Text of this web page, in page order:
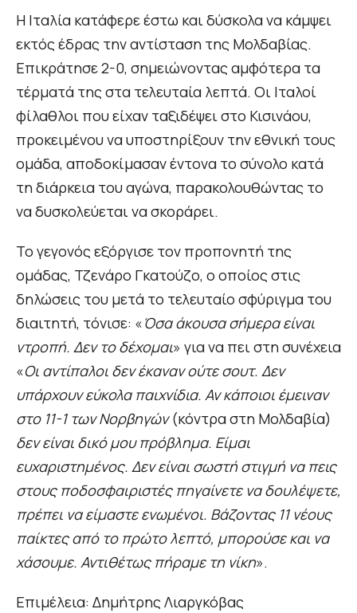
Η Ιταλία κατάφερε έστω και δύσκολα να κάμψει
εκτός έδρας την αντίσταση της Μολδαβίας.
Επικράτησε 2-0, σημειώνοντας αμφότερα τα
τέρματά της στα τελευταία λεπτά. Οι Ιταλοί
φίλαθλοι που είχαν ταξιδέψει στο Κισινάου,
προκειμένου να υποστηρίξουν την εθνική τους
ομάδα, αποδοκίμασαν έντονα το σύνολο κατά
τη διάρκεια του αγώνα, παρακολουθώντας το
να δυσκολεύεται να σκοράρει.
Το γεγονός εξόργισε τον προπονητή της
ομάδας, Τζενάρο Γκατούζο, ο οποίος στις
δηλώσεις του μετά το τελευταίο σφύριγμα του
διαιτητή, τόνισε: «Όσα άκουσα σήμερα είναι
ντροπή. Δεν το δέχομαι» για να πει στη συνέχεια
«Οι αντίπαλοι δεν έκαναν ούτε σουτ. Δεν
υπάρχουν εύκολα παιχνίδια. Αν κάποιοι έμειναν
στο 11-1 των Νορβηγών(κόντρα στη Μολδαβία)
δεν είναι δικό μου πρόβλημα. Είμαι
ευχαριστημένος. Δεν είναι σωστή στιγμή να πεις
στους ποδοσφαιριστές πηγαίνετε να δουλέψετε,
πρέπει να είμαστε ενωμένοι. Βάζοντας 11 νέους
παίκτες από το πρώτο λεπτό, μπορούσε και να
χάσουμε. Αντιθέτως πήραμε τη νίκη».
Επιμέλεια: Δημήτρης Λιαργκόβας